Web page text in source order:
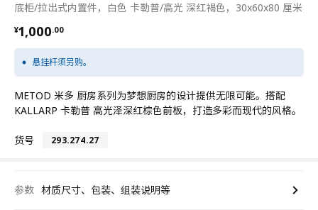
底柜/拉出式内置件，白色 卡勒普/高光 深红褐色，30x60x80 厘米
¥1,000.00
¥ 1000.00
悬挂杆须另购。
METOD 米多 厨房系列为梦想厨房的设计提供无限可能。搭配
KALLARP 卡勒普 高光泽深红棕色前板，打造多彩而现代的风格。
货号 293.274.27
参数 材质尺寸、包装、组装说明等